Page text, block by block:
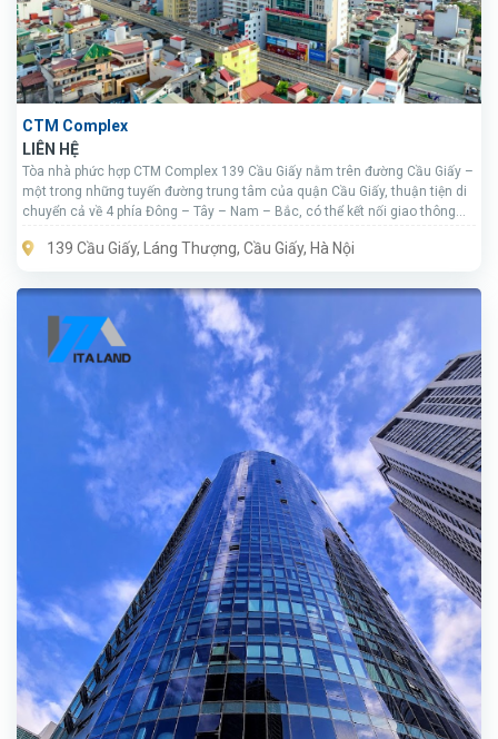
CTM Complex
LIÊN HỆ
Tòa nhà phức hợp CTM Complex 139 Cầu Giấy nằm trên đường Cầu Giấy –
một trong những tuyến đường trung tâm của quận Cầu Giấy, thuận tiện di
chuyển cả về 4 phía Đông – Tây – Nam – Bắc, có thể kết nối giao thông
Phạm Hùng, Láng, Kim Mã…
139 Cầu Giấy, Láng Thượng, Cầu Giấy, Hà Nội